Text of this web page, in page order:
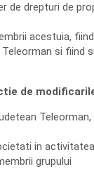
de drepturi de
acestuia,
si
de
in
grupului